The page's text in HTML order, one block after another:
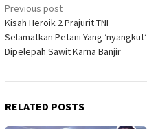
Post
navigation
Previous post
Kisah Heroik 2 Prajurit TNI
Selamatkan Petani Yang ‘nyangkut’
Dipelepah Sawit Karna Banjir
RELATED POSTS